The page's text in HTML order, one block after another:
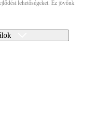
lehetőségeket. Ez jövőnk